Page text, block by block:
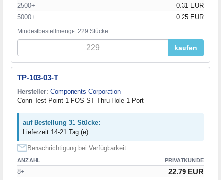
2500+
0.31 EUR
5000+
0.25 EUR
Mindestbestellmenge: 229 Stücke
kaufen
TP-103-03-T
Hersteller: Components Corporation
Conn Test Point 1 POS ST Thru-Hole 1 Port
auf Bestellung 31 Stücke:
Lieferzeit 14-21 Tag (e)
Benachrichtigung bei Verfügbarkeit
ANZAHL PRIVATKUNDE
8+ 22.79 EUR